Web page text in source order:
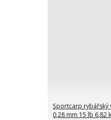
Sportcarp rybářský
0,28 mm 15 lb 6,82